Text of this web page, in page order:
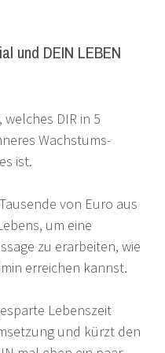
und DEIN LEBEN
DIR in 5
Wachstums-
ist.
von Euro aus
um eine
zu erarbeiten, wie
erreichen kannst.
Lebenszeit
und kürzt den